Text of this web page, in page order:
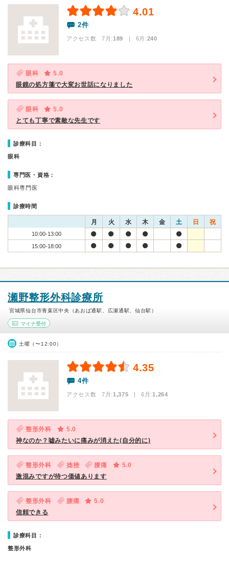
4.01
2件
アクセス数 7月:189 | 6月:240
眼科
5.0
眼鏡の処方箋で大変お世話になりました
眼科
5.0
とても丁寧で素敵な先生です
診療科目：
眼科
専門医・資格：
眼科専門医
診療時間
月 火 水 木 金 土 日 祝
10:00-13:00
15:00-18:00
瀬野整形外科診療所
宮城県仙台市青葉区中央（あおば通駅、広瀬通駅、仙台駅）
マイナ受付
土曜（〜12:00）
4.35
4件
アクセス数 7月:1,375 | 6月:1,264
整形外科
5.0
神なのか？嘘みたいに痛みが消えた(自分的に)
整形外科 捻挫 腰痛
5.0
激混みですが待つ価値あります
整形外科 腰痛
5.0
信頼できる
診療科目：
整形外科